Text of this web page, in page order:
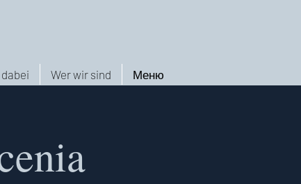
Меню
Wer wir sind